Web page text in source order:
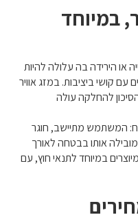
במיוחד
או הירידה בה עלולה להיות
קושי ביציבות. במזג אוויר
להחלקה עולה
המשתמש מתיישב, חוגר
אותו בבטחה לאורך
במיוחד לתנאי חוץ, עם